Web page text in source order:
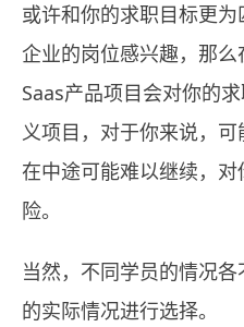
或许和你的求职目标更
企业的岗位感兴趣，那
Saas产品项目会对你的
义项目，对于你来说，
在中途可能难以继续，
险。
当然，不同学员的情况
的实际情况进行选择。